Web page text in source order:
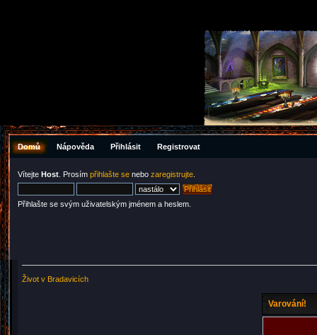
Domů Nápověda Přihlásit Registrovat
Vítejte Host . Prosím přihlašte se nebo zaregistrujte
Přihlašte se svým uživatelským jménem a heslem.
Život v Bradavicích
Varování!